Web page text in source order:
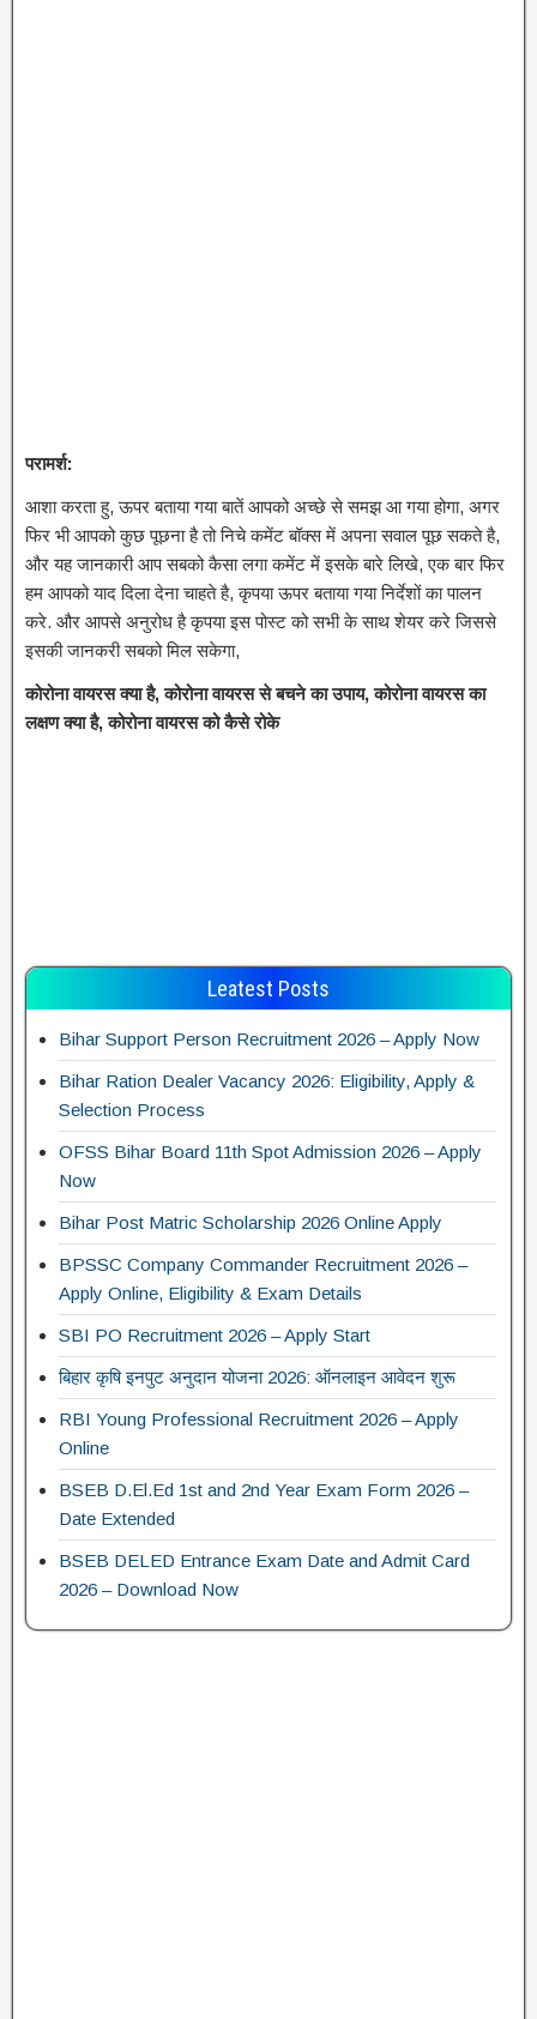
परामर्श:
आशा करता हु, ऊपर बताया गया बातें आपको अच्छे से समझ आ गया होगा, अगर
फिर भी आपको कुछ पूछना है तो निचे कमेंट बॉक्स में अपना सवाल पूछ सकते है,
और यह जानकारी आप सबको कैसा लगा कमेंट में इसके बारे लिखे, एक बार फिर
हम आपको याद दिला देना चाहते है, कृपया ऊपर बताया गया निर्देशों का पालन
करे. और आपसे अनुरोध है कृपया इस पोस्ट को सभी के साथ शेयर करे जिससे
इसकी जानकरी सबको मिल सकेगा,
कोरोना वायरस क्या है, कोरोना वायरस से बचने का उपाय, कोरोना वायरस का
लक्षण क्या है, कोरोना वायरस को कैसे रोके
Leatest Posts
Bihar Support Person Recruitment 2026 – Apply Now
Bihar Ration Dealer Vacancy 2026: Eligibility, Apply &
Selection Process
OFSS Bihar Board 11th Spot Admission 2026 – Apply
Now
Bihar Post Matric Scholarship 2026 Online Apply
BPSSC Company Commander Recruitment 2026 –
Apply Online, Eligibility & Exam Details
SBI PO Recruitment 2026 – Apply Start
बिहार कृषि इनपुट अनुदान योजना 2026: ऑनलाइन आवेदन शुरू
RBI Young Professional Recruitment 2026 – Apply
Online
BSEB D.El.Ed 1st and 2nd Year Exam Form 2026 –
Date Extended
BSEB DELED Entrance Exam Date and Admit Card
2026 – Download Now